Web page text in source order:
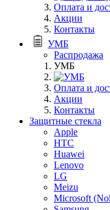
Оплата и
Акции
Контакты
УМБ
Распродажа
УМБ
Оплата и
Акции
Контакты
Защитные стекла
Apple
HTC
Huawei
Lenovo
LG
Meizu
Microsoft